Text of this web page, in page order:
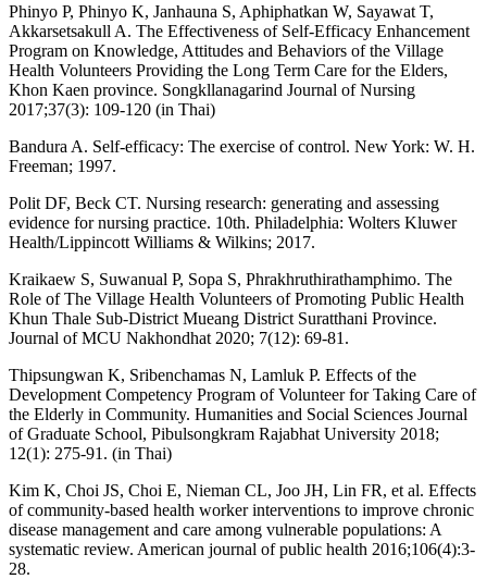
Phinyo P, Phinyo K, Janhauna S, Aphiphatkan W, Sayawat T,
Akkarsetsakull A. The Effectiveness of Self-Efficacy Enhancement
Program on Knowledge, Attitudes and Behaviors of the Village
Health Volunteers Providing the Long Term Care for the Elders,
Khon Kaen province. Songkllanagarind Journal of Nursing
2017;37(3): 109-120 (in Thai)
Bandura A. Self-efficacy: The exercise of control. New York: W. H.
Freeman; 1997.
Polit DF, Beck CT. Nursing research: generating and assessing
evidence for nursing practice. 10th. Philadelphia: Wolters Kluwer
Health/Lippincott Williams & Wilkins; 2017.
Kraikaew S, Suwanual P, Sopa S, Phrakhruthirathamphimo. The
Role of The Village Health Volunteers of Promoting Public Health
Khun Thale Sub-District Mueang District Suratthani Province.
Journal of MCU Nakhondhat 2020; 7(12): 69-81.
Thipsungwan K, Sribenchamas N, Lamluk P. Effects of the
Development Competency Program of Volunteer for Taking Care of
the Elderly in Community. Humanities and Social Sciences Journal
of Graduate School, Pibulsongkram Rajabhat University 2018;
12(1): 275-91. (in Thai)
Kim K, Choi JS, Choi E, Nieman CL, Joo JH, Lin FR, et al. Effects
of community-based health worker interventions to improve chronic
disease management and care among vulnerable populations: A
systematic review. American journal of public health 2016;106(4):3-
28.